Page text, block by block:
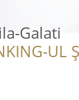
Galati
UL